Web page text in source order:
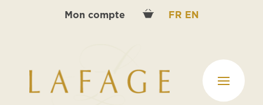
Mon compte FR EN